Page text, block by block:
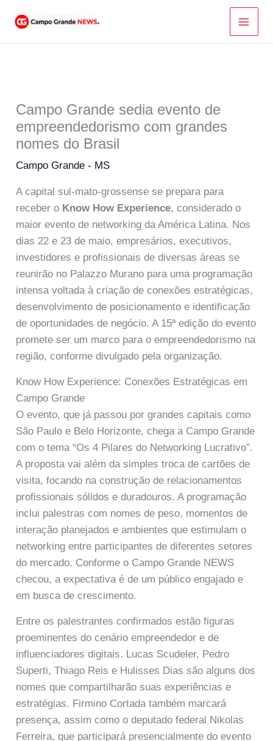
para
Campo Grande sedia evento de
empreendedorismo com grandes
nomes do Brasil
Campo Grande - MS
A capital sul-mato-grossense se prepara para
receber o Know How Experience, considerado o
maior evento de networking da América Latina. Nos
dias 22 e 23 de maio, empresários, executivos,
investidores e profissionais de diversas áreas se
reunirão no Palazzo Murano para uma programação
intensa voltada à criação de conexões estratégicas,
desenvolvimento de posicionamento e identificação
de oportunidades de negócio. A 15ª edição do evento
promete ser um marco para o empreendedorismo na
região, conforme divulgado pela organização.
Know How Experience: Conexões Estratégicas em
Campo Grande
O evento, que já passou por grandes capitais como
São Paulo e Belo Horizonte, chega a Campo Grande
com o tema “Os 4 Pilares do Networking Lucrativo”.
A proposta vai além da simples troca de cartões de
visita, focando na construção de relacionamentos
profissionais sólidos e duradouros. A programação
inclui palestras com nomes de peso, momentos de
interação planejados e ambientes que estimulam o
networking entre participantes de diferentes setores
do mercado. Conforme o Campo Grande NEWS
checou, a expectativa é de um público engajado e
em busca de crescimento.
Entre os palestrantes confirmados estão figuras
proeminentes do cenário empreendedor e de
influenciadores digitais. Lucas Scudeler, Pedro
Superti, Thiago Reis e Hulisses Dias são alguns dos
nomes que compartilharão suas experiências e
estratégias. Firmino Cortada também marcará
presença, assim como o deputado federal Nikolas
Ferreira, que participará presencialmente do evento